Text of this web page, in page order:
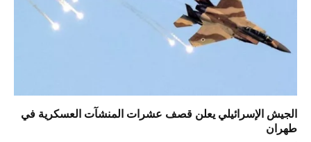
الجيش الإسرائيلي يعلن قصف عشرات المنشآت العسكرية في
طهران